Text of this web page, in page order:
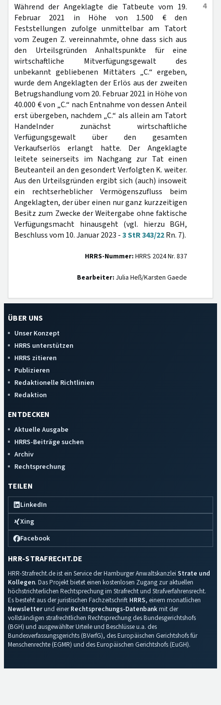
4
Während der Angeklagte die Tatbeute vom 19.
Februar 2021 in Höhe von 1.500 € den
Feststellungen zufolge unmittelbar am Tatort
vom Zeugen Z. vereinnahmte, ohne dass sich aus
den Urteilsgründen Anhaltspunkte für eine
wirtschaftliche Mitverfügungsgewalt des
unbekannt gebliebenen Mittäters „C.“ ergeben,
wurde dem Angeklagten der Erlös aus der zweiten
Betrugshandlung vom 20. Februar 2021 in Höhe von
40.000 € von „C.“ nach Entnahme von dessen Anteil
erst übergeben, nachdem „C.“ als allein am Tatort
Handelnder zunächst wirtschaftliche
Verfügungsgewalt über den gesamten
Verkaufserlös erlangt hatte. Der Angeklagte
leitete seinerseits im Nachgang zur Tat einen
Beuteanteil an den gesondert Verfolgten K. weiter.
Aus den Urteilsgründen ergibt sich (auch) insoweit
ein rechtserheblicher Vermögenszufluss beim
Angeklagten, der über einen nur ganz kurzzeitigen
Besitz zum Zwecke der Weitergabe ohne faktische
Verfügungsmacht hinausgeht (vgl. hierzu BGH,
Beschluss vom 10. Januar 2023 -3 StR 343/22Rn. 7).
HRRS-Nummer: HRRS 2024 Nr. 837
Bearbeiter: Julia Heß/Karsten Gaede
ÜBER UNS
Unser Konzept
HRRS unterstützen
HRRS zitieren
Publizieren
Redaktionelle Richtlinien
Redaktion
ENTDECKEN
Aktuelle Ausgabe
HRRS-Beiträge suchen
Archiv
Rechtsprechung
TEILEN
LinkedIn
Xing
Facebook
HRR-STRAFRECHT.DE
HRR-Strafrecht.de ist ein Service der Hamburger Anwaltskanzlei Strate und
Kollegen. Das Projekt bietet einen kostenlosen Zugang zur aktuellen
höchstrichterlichen Rechtsprechung im Strafrecht und Strafverfahrensrecht.
Es besteht aus der juristischen Fachzeitschrift HRRS, einem monatlichen
Newsletterund einerRechtsprechungs-Datenbankmit der
vollständigen strafrechtlichen Rechtsprechung des Bundesgerichtshofs
(BGH) und ausgewählter Urteile und Beschlüsse u.a. des
Bundesverfassungsgerichts (BVerfG), des Europäischen Gerichtshofs für
Menschenrechte (EGMR) und des Europäischen Gerichtshofs (EuGH).